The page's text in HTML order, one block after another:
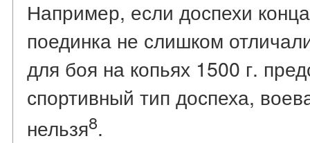
Например, если доспехи
поединка не слишком
для боя на копьях 1500 г.
спортивный тип доспеха,
нельзя8.